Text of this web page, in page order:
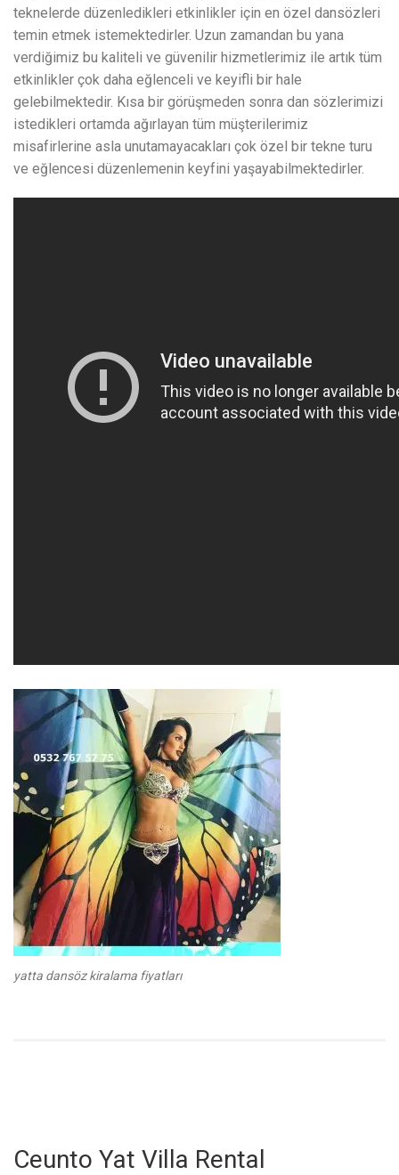
teknelerde düzenledikleri etkinlikler için en özel dansözleri
temin etmek istemektedirler. Uzun zamandan bu yana
verdiğimiz bu kaliteli ve güvenilir hizmetlerimiz ile artık tüm
etkinlikler çok daha eğlenceli ve keyifli bir hale
gelebilmektedir. Kısa bir görüşmeden sonra dan sözlerimizi
istedikleri ortamda ağırlayan tüm müşterilerimiz
misafirlerine asla unutamayacakları çok özel bir tekne turu
ve eğlencesi düzenlemenin keyfini yaşayabilmektedirler.
yatta dansöz kiralama fiyatları
Ceunto Yat Villa Rental